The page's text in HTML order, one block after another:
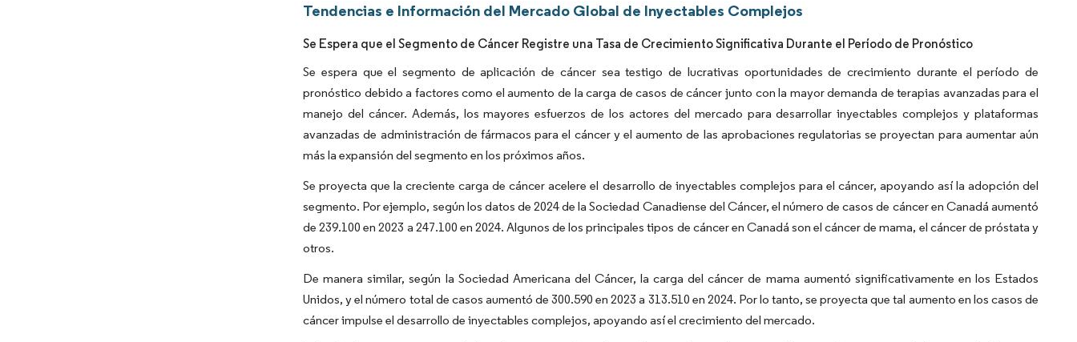
Tendencias e Información del Mercado Global de Inyectables Complejos
Se Espera que el Segmento de Cáncer Registre una Tasa de Crecimiento Significativa Durante el Período de Pronóstico
Se espera que el segmento de aplicación de cáncer sea testigo de lucrativas oportunidades de crecimiento durante el período de
pronóstico debido a factores como el aumento de la carga de casos de cáncer junto con la mayor demanda de terapias avanzadas para el
manejo del cáncer. Además, los mayores esfuerzos de los actores del mercado para desarrollar inyectables complejos y plataformas
avanzadas de administración de fármacos para el cáncer y el aumento de las aprobaciones regulatorias se proyectan para aumentar aún
más la expansión del segmento en los próximos años.
Se proyecta que la creciente carga de cáncer acelere el desarrollo de inyectables complejos para el cáncer, apoyando así la adopción del
segmento. Por ejemplo, según los datos de 2024 de la Sociedad Canadiense del Cáncer, el número de casos de cáncer en Canadá aumentó
de 239.100 en 2023 a 247.100 en 2024. Algunos de los principales tipos de cáncer en Canadá son el cáncer de mama, el cáncer de próstata y
otros.
De manera similar, según la Sociedad Americana del Cáncer, la carga del cáncer de mama aumentó significativamente en los Estados
Unidos, y el número total de casos aumentó de 300.590 en 2023 a 313.510 en 2024. Por lo tanto, se proyecta que tal aumento en los casos de
cáncer impulse el desarrollo de inyectables complejos, apoyando así el crecimiento del mercado.